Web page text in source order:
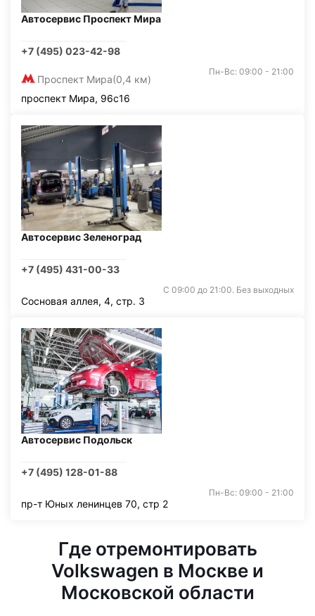
Автосервис Проспект Мира
+7 (495) 023-42-98
Проспект Мира(0,4 км)
Пн-Вс: 09:00 - 21:00
проспект Мира, 96с16
Автосервис Зеленоград
+7 (495) 431-00-33
С 09:00 до 21:00. Без выходных
Сосновая аллея, 4, стр. 3
Автосервис Подольск
+7 (495) 128-01-88
Пн-Вс: 09:00 - 21:00
пр-т Юных ленинцев 70, стр 2
Где отремонтировать
Volkswagen в Москве и
Московской области